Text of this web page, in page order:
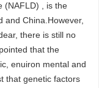
(NAFLD) , is the
and China.However,
there is still no
that the
enuiron mental and
that genetic factors